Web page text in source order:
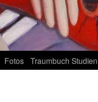
Fotos Traumbuch Studien